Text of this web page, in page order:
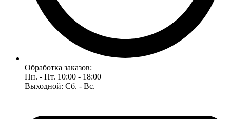
Обработка заказов:
Пн. - Пт. 10:00 - 18:00
Выходной: Сб. - Вс.